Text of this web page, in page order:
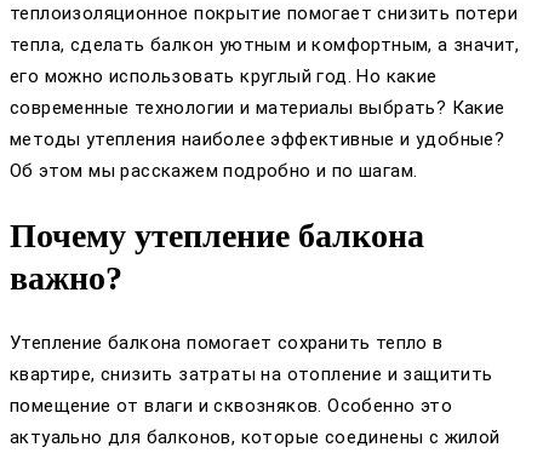
теплоизоляционное покрытие помогает снизить потери
тепла, сделать балкон уютным и комфортным, а значит,
его можно использовать круглый год. Но какие
современные технологии и материалы выбрать? Какие
методы утепления наиболее эффективные и удобные?
Об этом мы расскажем подробно и по шагам.
Почему утепление балкона
важно?
Утепление балкона помогает сохранить тепло в
квартире, снизить затраты на отопление и защитить
помещение от влаги и сквозняков. Особенно это
актуально для балконов, которые соединены с жилой